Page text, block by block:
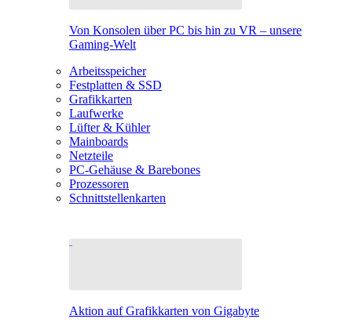
Von Konsolen über PC bis hin zu VR – unsere
Gaming-Welt
Arbeitsspeicher
Festplatten & SSD
Grafikkarten
Laufwerke
Lüfter & Kühler
Mainboards
Netzteile
PC-Gehäuse & Barebones
Prozessoren
Schnittstellenkarten
Aktion auf Grafikkarten von Gigabyte